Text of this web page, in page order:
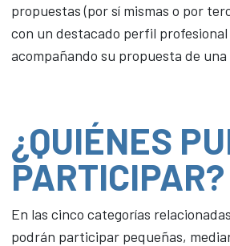
propuestas (por sí mismas o por
con un destacado perfil profesional
acompañando su propuesta de
¿QUIÉNES
PARTICIPAR?
En las cinco categorías
podrán participar pequeñas,